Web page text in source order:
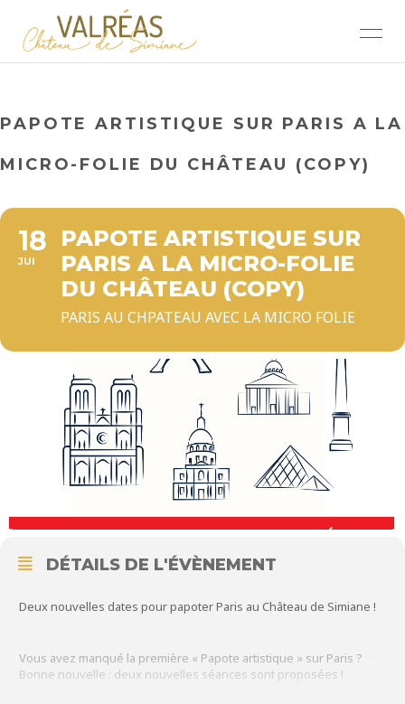
PAPOTE ARTISTIQUE SUR PARIS A LA
MICRO-FOLIE DU CHÂTEAU (COPY)
18
JUI
PAPOTE ARTISTIQUE SUR
PARIS A LA MICRO-FOLIE
DU CHÂTEAU (COPY)
PARIS AU CHPATEAU AVEC LA MICRO FOLIE
DÉTAILS DE L'ÉVÈNEMENT
Deux nouvelles dates pour papoter Paris au Château de Simiane !
Vous avez manqué la première « Papote artistique » sur Paris ?
Bonne nouvelle : deux nouvelles séances sont proposées !